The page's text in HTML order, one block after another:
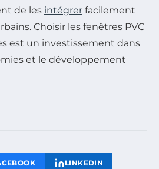
de les intégrer facilement
Choisir les fenêtres PVC
est un investissement dans
et le développement
LINKEDIN